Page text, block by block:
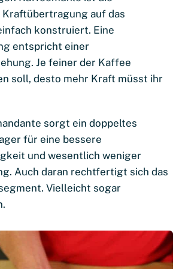
Kraftübertragung auf das
konstruiert. Eine
entspricht einer
Je feiner der Kaffee
soll, desto mehr Kraft müsst ihr
sorgt ein doppeltes
für eine bessere
und wesentlich weniger
Auch daran rechtfertigt sich das
Vielleicht sogar